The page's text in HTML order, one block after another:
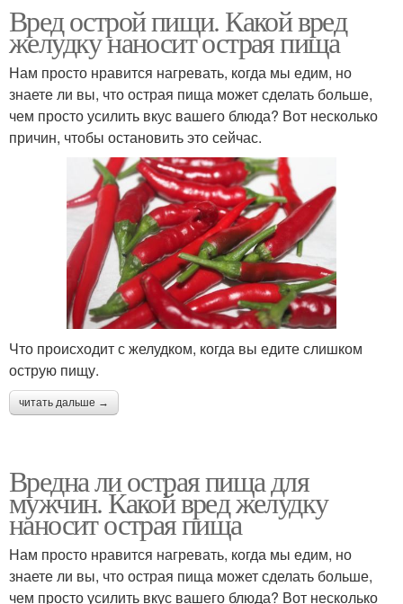
Вред острой пищи. Какой вред
желудку наносит острая пища
Нам просто нравится нагревать, когда мы едим, но
знаете ли вы, что острая пища может сделать больше,
чем просто усилить вкус вашего блюда? Вот несколько
причин, чтобы остановить это сейчас.
Что происходит с желудком, когда вы едите слишком
острую пищу.
читать дальше →
Вредна ли острая пища для
мужчин. Какой вред желудку
наносит острая пища
Нам просто нравится нагревать, когда мы едим, но
знаете ли вы, что острая пища может сделать больше,
чем просто усилить вкус вашего блюда? Вот несколько